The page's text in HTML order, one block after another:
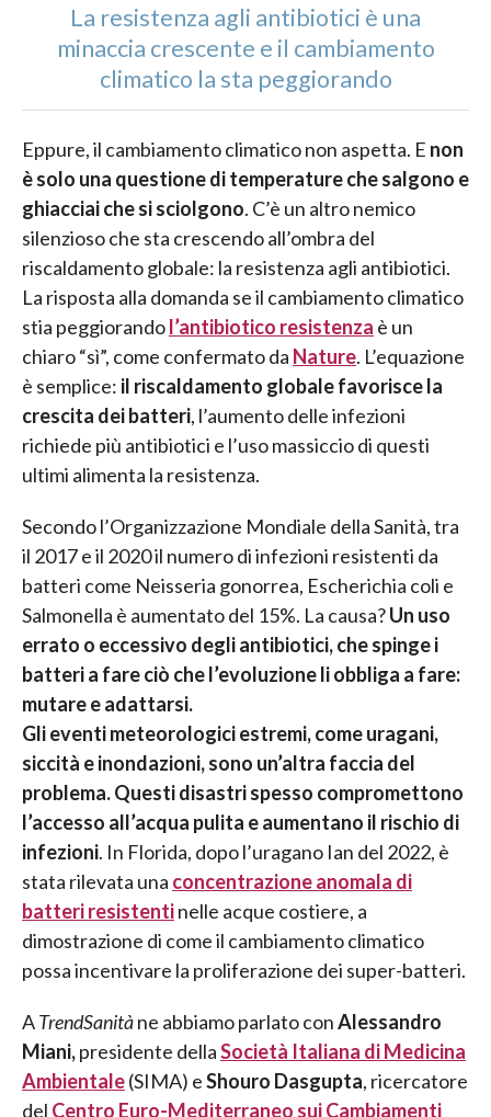
La resistenza agli antibiotici è una
minaccia crescente e il cambiamento
climatico la sta peggiorando
Eppure, il cambiamento climatico non aspetta. E non
è solo una questione di temperature che salgono e
ghiacciai che si sciolgono. C’è un altro nemico
silenzioso che sta crescendo all’ombra del
riscaldamento globale: la resistenza agli antibiotici.
La risposta alla domanda se il cambiamento climatico
stia peggiorandol’antibiotico resistenza è un
chiaro “sì”, come confermato da Nature. L’equazione
è semplice: il riscaldamento globale favorisce la
crescita dei batteri, l’aumento delle infezioni
richiede più antibiotici e l’uso massiccio di questi
ultimi alimenta la resistenza.
Secondo l’Organizzazione Mondiale della Sanità, tra
il 2017 e il 2020 il numero di infezioni resistenti da
batteri come Neisseria gonorrea, Escherichia coli e
Salmonella è aumentato del 15%. La causa?Un uso
errato o eccessivo degli antibiotici, che spinge i
batteri a fare ciò che l’evoluzione li obbliga a fare:
mutare e adattarsi.
Gli eventi meteorologici estremi, come uragani,
siccità e inondazioni, sono un’altra faccia del
problema. Questi disastri spesso compromettono
l’accesso all’acqua pulita e aumentano il rischio di
infezioni. In Florida, dopo l’uragano Ian del 2022, è
stata rilevata una concentrazione anomala di
batteri resistentinelle acque costiere, a
dimostrazione di come il cambiamento climatico
possa incentivare la proliferazione dei super-batteri.
ATrendSanitàne abbiamo parlato conAlessandro
Miani,presidente dellaSocietà Italiana di Medicina
Ambientale(SIMA) eShouro Dasgupta, ricercatore
del Centro Euro-Mediterraneo sui Cambiamenti